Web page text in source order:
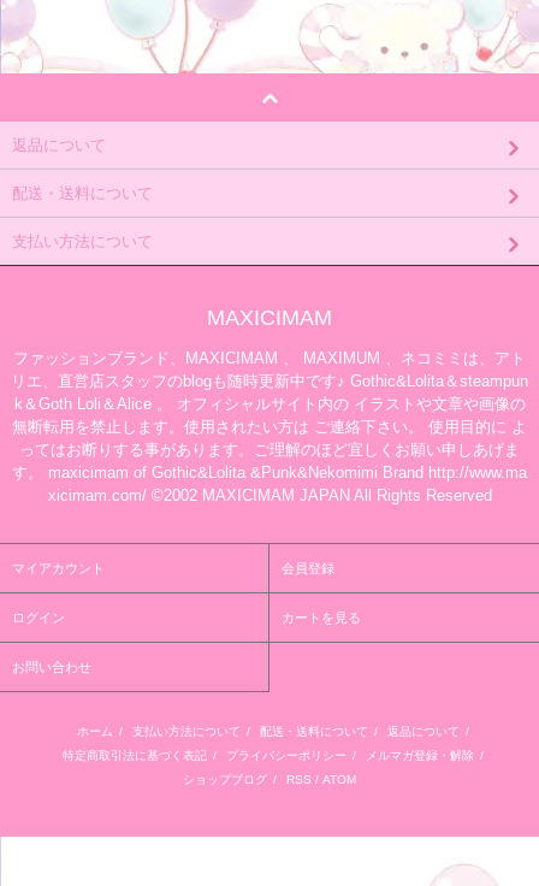
返品について
配送・送料について
支払い方法について
MAXICIMAM
ファッションブランド、MAXICIMAM 、 MAXIMUM 、ネコミミは、アト
リエ、直営店スタッフのblogも随時更新中です♪ Gothic&Lolita＆steampun
k＆Goth Loli＆Alice 。 オフィシャルサイト内の イラストや文章や画像の
無断転用を禁止します。使用されたい方は ご連絡下さい。 使用目的に よ
ってはお断りする事があります。ご理解のほど宜しくお願い申しあげま
す。 maxicimam of Gothic&Lolita &Punk&Nekomimi Brand http://www.ma
xicimam.com/ ©2002 MAXICIMAM JAPAN All Rights Reserved
マイアカウント 会員登録
ログイン カートを見る
お問い合わせ
ホーム / 支払い方法について / 配送・送料について / 返品について /
特定商取引法に基づく表記 / プライバシーポリシー / メルマガ登録・解除 /
ショップブログ / RSS / ATOM